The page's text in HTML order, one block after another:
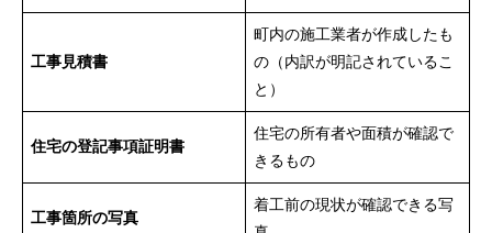
工事見積書
町内の施工業者が作成したも
の（内訳が明記されているこ
と）
住宅の登記事項証明書
住宅の所有者や面積が確認で
きるもの
工事箇所の写真
着工前の現状が確認できる写